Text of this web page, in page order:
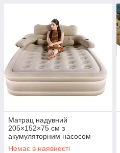
Матрац надувний
205×152×75 см з
акумуляторним насосом
Type-C
Немає в наявності